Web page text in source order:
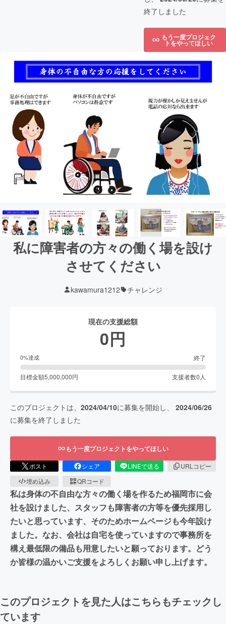
終了しました
もう一度プロジェク
トをやってほしい
私に障害者の方々の働く場を設け
させてください
kawamura1212 チャレンジ
現在の支援総額
0円
0%達成 終了
目標金額5,000,000円 支援者数0 人
このプロジェクトは、 2024/04/10に募集を開始し、 2024/06/26
に募集を終了しました
もう一度プロジェクトをやってほしい
ポスト シェア LINEで送る
URLコピー
埋め込み
QRコード
私は身体の不自由な方々の働く場を作るため福岡市に会
社を設けました、スタッフも障害者の方等を優先採用し
たいと思っています、そのためホームページも今年設け
ました。なお、会社は自宅を使っていますので事務所を
構え最低限の備品も用意したいと願っております。どう
か皆様の温かいご支援をよろしくお願い申し上げます。
このプロジェクトを見た人はこちらもチェックし
ています